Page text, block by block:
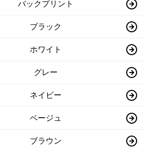
バックプリント
ブラック
ホワイト
グレー
ネイビー
ベージュ
ブラウン